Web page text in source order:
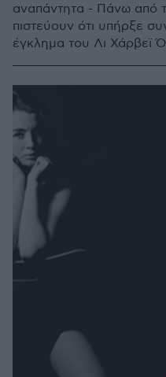
αναπάντητα - Πάνω από
πιστεύουν ότι υπήρξε
έγκλημα του Λι Χάρβεϊ